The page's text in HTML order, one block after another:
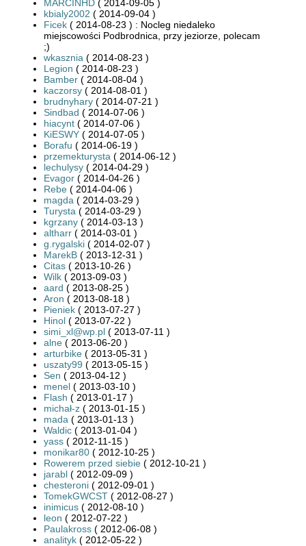
MARCINHD ( 2014-09-05 )
kbialy2002 ( 2014-09-04 )
Ficek ( 2014-08-23 ) : Nocleg niedaleko
miejscowości Podbrodnica, przy jeziorze, polecam
;)
wkasznia ( 2014-08-23 )
Legion ( 2014-08-23 )
Bamber ( 2014-08-04 )
kaczorsy ( 2014-08-01 )
brudnyhary ( 2014-07-21 )
Sindbad ( 2014-07-06 )
hiacynt ( 2014-07-06 )
KiESWY ( 2014-07-05 )
Borafu ( 2014-06-19 )
przemekturysta ( 2014-06-12 )
lechulysy ( 2014-04-29 )
Evagor ( 2014-04-26 )
Rebe ( 2014-04-06 )
magda ( 2014-03-29 )
Turysta ( 2014-03-29 )
kgrzany ( 2014-03-13 )
altharr ( 2014-03-01 )
g.rygalski ( 2014-02-07 )
MarekB ( 2013-12-31 )
Citas ( 2013-10-26 )
Wilk ( 2013-09-03 )
aard ( 2013-08-25 )
Aron ( 2013-08-18 )
Pieniek ( 2013-07-27 )
Hinol ( 2013-07-22 )
simi_xl@wp.pl ( 2013-07-11 )
alne ( 2013-06-20 )
arturbike ( 2013-05-31 )
uszaty99 ( 2013-05-15 )
Sen ( 2013-04-12 )
menel ( 2013-03-10 )
Flash ( 2013-01-17 )
michał-z ( 2013-01-15 )
mada ( 2013-01-13 )
Waldic ( 2013-01-04 )
yass ( 2012-11-15 )
monikar80 ( 2012-10-25 )
Rowerem przed siebie ( 2012-10-21 )
jarabl ( 2012-09-09 )
chesteroni ( 2012-09-01 )
TomekGWCST ( 2012-08-27 )
inimicus ( 2012-08-10 )
leon ( 2012-07-22 )
Paulakross ( 2012-06-08 )
analityk ( 2012-05-22 )